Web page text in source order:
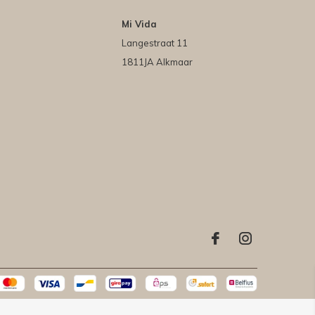
Mi Vida
Langestraat 11
1811JA Alkmaar